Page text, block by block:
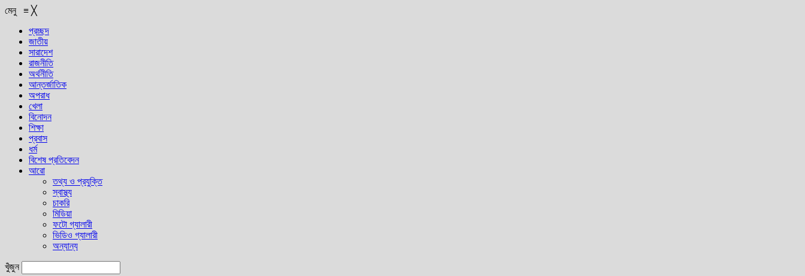
মেনু ≡ ╳
প্রচ্ছদ
জাতীয়
সারাদেশ
রাজনীতি
অর্থনীতি
আন্তর্জাতিক
অপরাধ
খেলা
বিনোদন
শিক্ষা
প্রবাস
ধর্ম
বিশেষ প্রতিবেদন
আরো
তথ্য ও প্রযুক্তি
স্বাস্থ্য
চাকরি
মিডিয়া
ফটো গ্যালারী
ভিডিও গ্যালারী
অন্যান্য
খুঁজুন